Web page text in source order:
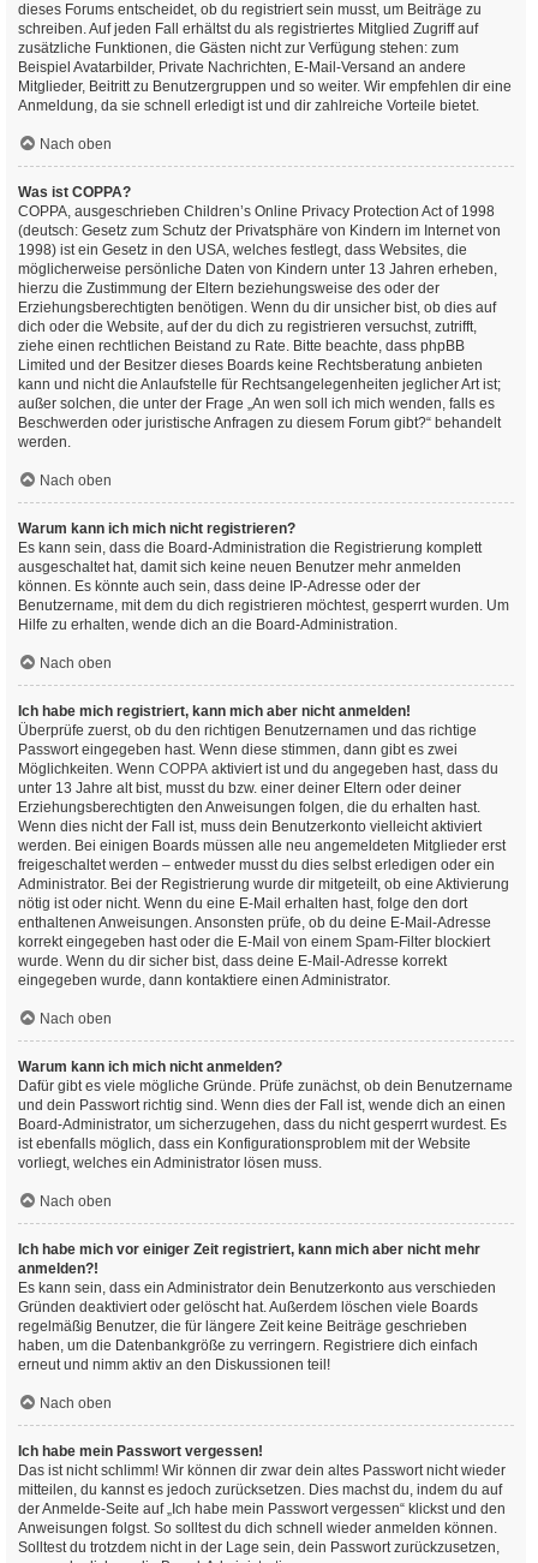
dieses Forums entscheidet, ob du registriert sein musst, um Beiträge zu
schreiben. Auf jeden Fall erhältst du als registriertes Mitglied Zugriff auf
zusätzliche Funktionen, die Gästen nicht zur Verfügung stehen: zum
Beispiel Avatarbilder, Private Nachrichten, E-Mail-Versand an andere
Mitglieder, Beitritt zu Benutzergruppen und so weiter. Wir empfehlen dir eine
Anmeldung, da sie schnell erledigt ist und dir zahlreiche Vorteile bietet.
Nach oben
Was ist COPPA?
COPPA, ausgeschrieben Children’s Online Privacy Protection Act of 1998
(deutsch: Gesetz zum Schutz der Privatsphäre von Kindern im Internet von
1998) ist ein Gesetz in den USA, welches festlegt, dass Websites, die
möglicherweise persönliche Daten von Kindern unter 13 Jahren erheben,
hierzu die Zustimmung der Eltern beziehungsweise des oder der
Erziehungsberechtigten benötigen. Wenn du dir unsicher bist, ob dies auf
dich oder die Website, auf der du dich zu registrieren versuchst, zutrifft,
ziehe einen rechtlichen Beistand zu Rate. Bitte beachte, dass phpBB
Limited und der Besitzer dieses Boards keine Rechtsberatung anbieten
kann und nicht die Anlaufstelle für Rechtsangelegenheiten jeglicher Art ist;
außer solchen, die unter der Frage „An wen soll ich mich wenden, falls es
Beschwerden oder juristische Anfragen zu diesem Forum gibt?“ behandelt
werden.
Nach oben
Warum kann ich mich nicht registrieren?
Es kann sein, dass die Board-Administration die Registrierung komplett
ausgeschaltet hat, damit sich keine neuen Benutzer mehr anmelden
können. Es könnte auch sein, dass deine IP-Adresse oder der
Benutzername, mit dem du dich registrieren möchtest, gesperrt wurden. Um
Hilfe zu erhalten, wende dich an die Board-Administration.
Nach oben
Ich habe mich registriert, kann mich aber nicht anmelden!
Überprüfe zuerst, ob du den richtigen Benutzernamen und das richtige
Passwort eingegeben hast. Wenn diese stimmen, dann gibt es zwei
Möglichkeiten. Wenn COPPA aktiviert ist und du angegeben hast, dass du
unter 13 Jahre alt bist, musst du bzw. einer deiner Eltern oder deiner
Erziehungsberechtigten den Anweisungen folgen, die du erhalten hast.
Wenn dies nicht der Fall ist, muss dein Benutzerkonto vielleicht aktiviert
werden. Bei einigen Boards müssen alle neu angemeldeten Mitglieder erst
freigeschaltet werden – entweder musst du dies selbst erledigen oder ein
Administrator. Bei der Registrierung wurde dir mitgeteilt, ob eine Aktivierung
nötig ist oder nicht. Wenn du eine E-Mail erhalten hast, folge den dort
enthaltenen Anweisungen. Ansonsten prüfe, ob du deine E-Mail-Adresse
korrekt eingegeben hast oder die E-Mail von einem Spam-Filter blockiert
wurde. Wenn du dir sicher bist, dass deine E-Mail-Adresse korrekt
eingegeben wurde, dann kontaktiere einen Administrator.
Nach oben
Warum kann ich mich nicht anmelden?
Dafür gibt es viele mögliche Gründe. Prüfe zunächst, ob dein Benutzername
und dein Passwort richtig sind. Wenn dies der Fall ist, wende dich an einen
Board-Administrator, um sicherzugehen, dass du nicht gesperrt wurdest. Es
ist ebenfalls möglich, dass ein Konfigurationsproblem mit der Website
vorliegt, welches ein Administrator lösen muss.
Nach oben
Ich habe mich vor einiger Zeit registriert, kann mich aber nicht mehr
anmelden?!
Es kann sein, dass ein Administrator dein Benutzerkonto aus verschieden
Gründen deaktiviert oder gelöscht hat. Außerdem löschen viele Boards
regelmäßig Benutzer, die für längere Zeit keine Beiträge geschrieben
haben, um die Datenbankgröße zu verringern. Registriere dich einfach
erneut und nimm aktiv an den Diskussionen teil!
Nach oben
Ich habe mein Passwort vergessen!
Das ist nicht schlimm! Wir können dir zwar dein altes Passwort nicht wieder
mitteilen, du kannst es jedoch zurücksetzen. Dies machst du, indem du auf
der Anmelde-Seite auf „Ich habe mein Passwort vergessen“ klickst und den
Anweisungen folgst. So solltest du dich schnell wieder anmelden können.
Solltest du trotzdem nicht in der Lage sein, dein Passwort zurückzusetzen,